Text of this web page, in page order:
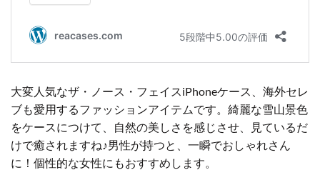
大変人気なザ・ノース・フェイスiPhoneケース、海外セレ
ブも愛用するファッションアイテムです。綺麗な雪山景色
をケースにつけて、自然の美しさを感じさせ、見ているだ
けで癒されますね♪男性が持つと、一瞬でおしゃれさん
に！個性的な女性にもおすすめします。